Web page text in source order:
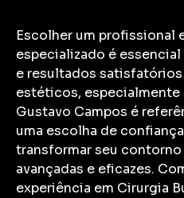
Escolher um profissional
especializado é
e resultados
estéticos, especialmente
Gustavo Campos é
uma escolha de
transformar seu
avançadas e eficazes.
experiência em Cirurgia